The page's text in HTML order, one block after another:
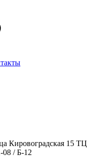
Кировоградская 15 ТЦ
/ Б-12